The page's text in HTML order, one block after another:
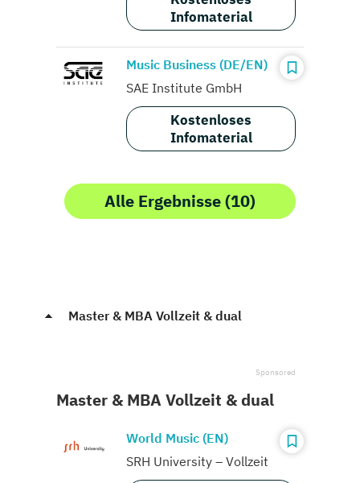
Infomaterial
Music Business (DE/EN)
SAE Institute GmbH
Kostenloses
Infomaterial
Alle Ergebnisse (10)
Master & MBA Vollzeit & dual
Master & MBA Vollzeit & dual
World Music (EN)
SRH University – Vollzeit